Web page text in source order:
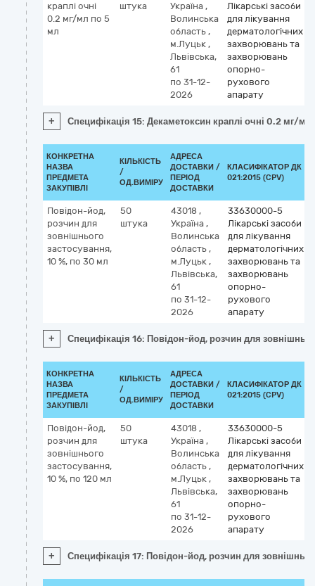
краплі очні
0.2 мг/мл по 5
мл
штука
Україна ,
Волинська
область ,
м.Луцьк ,
Львівська,
61
по 31-12-
2026
Лікарські засоби
для лікування
дерматологічних
захворювань та
захворювань
опорно-
рухового
апарату
+ Специфікація 15: Декаметоксин краплі очні 0.2 мг/
КОНКРЕТНА
НАЗВА
ПРЕДМЕТА
ЗАКУПІВЛІ
КІЛЬКІСТЬ
/
ОД.ВИМІРУ
АДРЕСА
ДОСТАВКИ /
ПЕРІОД
ДОСТАВКИ
КЛАСИФІКАТОР ДК
021:2015 (CPV)
Повідон-йод,
розчин для
зовнішнього
застосування,
10 %, по 30 мл
50
штука
43018 ,
Україна ,
Волинська
область ,
м.Луцьк ,
Львівська,
61
по 31-12-
2026
33630000-5
Лікарські засоби
для лікування
дерматологічних
захворювань та
захворювань
опорно-
рухового
апарату
+ Специфікація 16: Повідон-йод, розчин для
КОНКРЕТНА
НАЗВА
ПРЕДМЕТА
ЗАКУПІВЛІ
КІЛЬКІСТЬ
/
ОД.ВИМІРУ
АДРЕСА
ДОСТАВКИ /
ПЕРІОД
ДОСТАВКИ
КЛАСИФІКАТОР ДК
021:2015 (CPV)
Повідон-йод,
розчин для
зовнішнього
застосування,
10 %, по 120 мл
50
штука
43018 ,
Україна ,
Волинська
область ,
м.Луцьк ,
Львівська,
61
по 31-12-
2026
33630000-5
Лікарські засоби
для лікування
дерматологічних
захворювань та
захворювань
опорно-
рухового
апарату
+ Специфікація 17: Повідон-йод, розчин для